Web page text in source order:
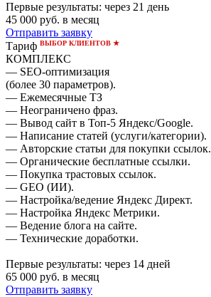
Первые результаты: через 21 день
45 000 руб. в месяц
Отправить заявку
Тариф ВЫБОР КЛИЕНТОВ ★
КОМПЛЕКС
— SEO-оптимизация
(более 30 параметров).
— Ежемесячные ТЗ
— Неограничено фраз.
— Вывод сайт в Топ-5 Яндекс/Google.
— Написание статей (услуги/категории).
— Авторские статьи для покупки ссылок.
— Органические бесплатные ссылки.
— Покупка трастовых ссылок.
— GEO (ИИ).
— Настройка/ведение Яндекс Директ.
— Настройка Яндекс Метрики.
— Ведение блога на сайте.
— Технические доработки.
Первые результаты: через 14 дней
65 000 руб. в месяц
Отправить заявку